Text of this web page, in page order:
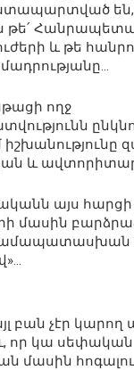
թե՛
և թե
ողջ
և
այս հարցի
մասին
բան չէր կարող
որ կա սեփական
մասին